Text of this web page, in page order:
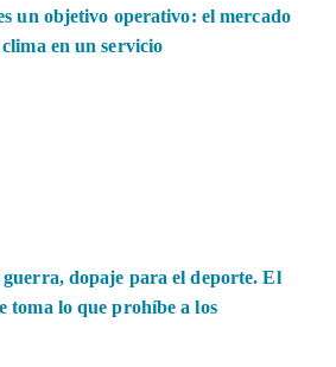
un objetivo operativo: el mercado
en un servicio
dopaje para el deporte. El
toma lo que prohíbe a los